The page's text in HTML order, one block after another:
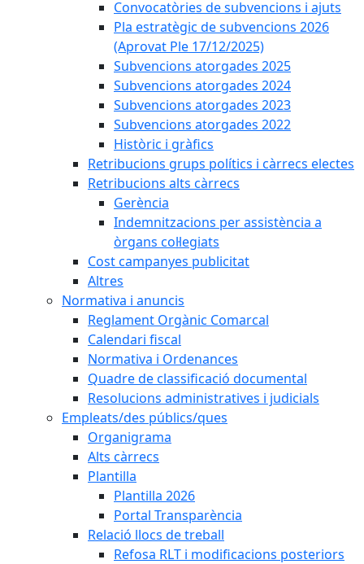
Convocatòries de subvencions i ajuts
Pla estratègic de subvencions 2026
(Aprovat Ple 17/12/2025)
Subvencions atorgades 2025
Subvencions atorgades 2024
Subvencions atorgades 2023
Subvencions atorgades 2022
Històric i gràfics
Retribucions grups polítics i càrrecs electes
Retribucions alts càrrecs
Gerència
Indemnitzacions per assistència a
òrgans col·legiats
Cost campanyes publicitat
Altres
Normativa i anuncis
Reglament Orgànic Comarcal
Calendari fiscal
Normativa i Ordenances
Quadre de classificació documental
Resolucions administratives i judicials
Empleats/des públics/ques
Organigrama
Alts càrrecs
Plantilla
Plantilla 2026
Portal Transparència
Relació llocs de treball
Refosa RLT i modificacions posteriors